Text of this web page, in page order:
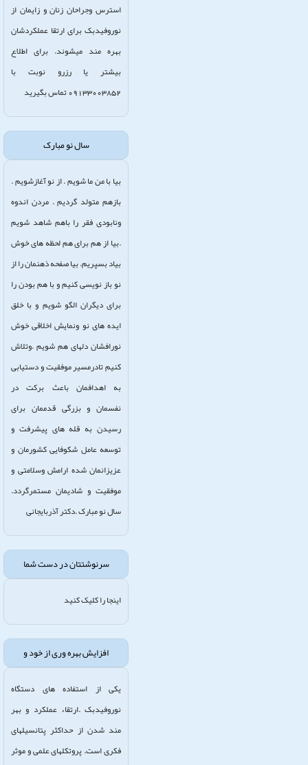
استرس وجراحان زنان و زایمان از
نوروفیدبک برای ارتقا عملکردشان
بهره مند میشوند. برای اطلاع
بیشتر یا رزرو نوبت با
09133003852 تماس بگیرید
سال نو مبارک
بیا با من ما شویم . از نو آغازشویم .
بازهم متولد گردیم . مردن اندوه
ونابودی فقر را باهم شاهد شویم
.بیا از هم برای هم لحظه های خوش
بیاد بسپریم. بیا صفحه ذهنمان را از
نو باز نویسی کنیم و با هم بودن را
برای دیگران الگو شویم و با خلق
ایده های نو ونمایش اخلاقی خوش
نورافشان دلهای هم شویم .وتلاش
کنیم تادرمسیر موفقیت و دستیابی
به اهدافمان باعث برکت در
نفسمان و بزرگی قدممان برای
رسیدن به قله های پیشرفت و
توسعه عامل شکوفایی کشورمان و
عزیزانمان شده ارامش وسلامتی و
موفقیت و شادیمان مستمرگردد.
سال نو مبارک .دکتر آذربایجانی
سرنوشتتان در دست شما
اینجا را کلیک کنید
افزایش بهره وری از خود و
یکی از استفاده های دستگاه
نوروفیدبک .ارتقاء عملکرد و بهر
مند شدن از حداکثر پتانسیلهای
فکری است. پروتکلهای علمی و موثر